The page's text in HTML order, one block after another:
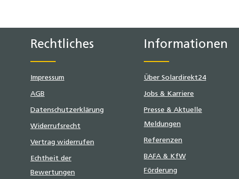
Rechtliches
Impressum
AGB
Datenschutzerklärung
Widerrufsrecht
Vertrag widerrufen
Echtheit der
Bewertungen
Informationen
Über Solardirekt24
Jobs & Karriere
Presse & Aktuelle
Meldungen
Referenzen
BAFA & KfW
Förderung